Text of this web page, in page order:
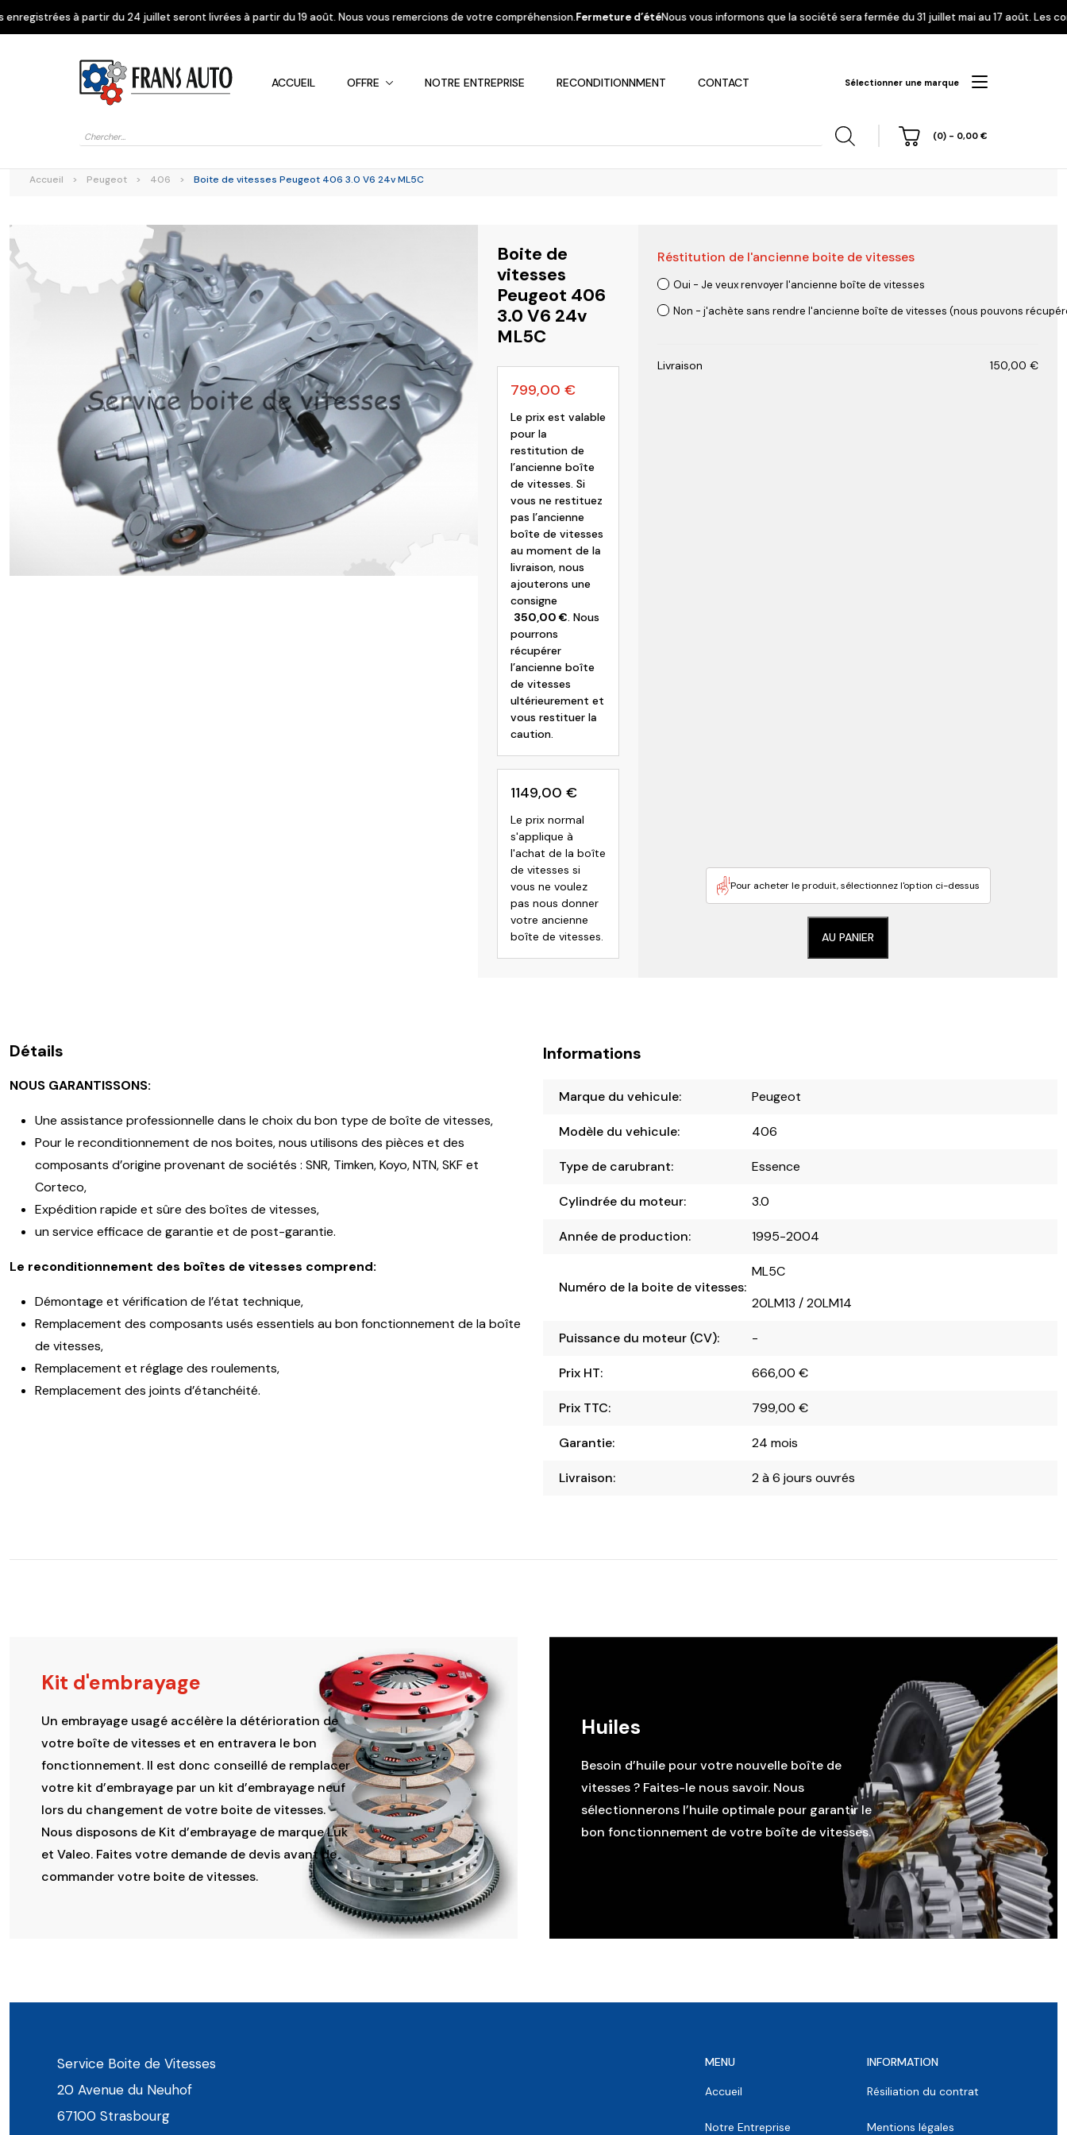
24 juillet seront livrées à partir du 19 août. Nous vous remercions de votre compréhension.Fermeture d’étéNous vous informons que la société sera fermée du 31 juillet mai au 17 août. Les commandes
ACCUEIL OFFRE NOTRE ENTREPRISE RECONDITIONNMENT CONTACT
Recherche
produits
(0) - 0,00 €
Sélectionner une marque
Alfa Romeo Citroen Kia Mitsubishi Nissan Opel Peugeot
Renault Suzuki Toyota Volvo
Accueil > Peugeot > 406 > Boite de vitesses Peugeot 406 3.0 V6 24v ML5C
Boite de
vitesses
Peugeot 406
3.0 V6 24v
ML5C
799,00 €
Le prix est valable
pour la
restitution de
l’ancienne boîte
de vitesses. Si
vous ne restituez
pas l’ancienne
boîte de vitesses
au moment de la
livraison, nous
ajouterons une
consigne
350,00 €. Nous
pourrons
récupérer
l’ancienne boîte
de vitesses
ultérieurement et
vous restituer la
caution.
1149,00 €
Le prix normal
s'applique à
l'achat de la boîte
de vitesses si
vous ne voulez
pas nous donner
votre ancienne
boîte de vitesses.
Réstitution de l'ancienne boite de vitesses
Oui - Je veux renvoyer l'ancienne boîte de vitesses
Non - j'achète sans rendre l'ancienne boîte de vitesses (nous pouvons
Livraison 150,00 €
Pour acheter le produit, sélectionnez l'option ci-dessus
AU PANIER
Détails
NOUS GARANTISSONS:
Une assistance professionnelle dans le choix du bon type de boîte de vitesses,
Pour le reconditionnement de nos boites, nous utilisons des pièces et des
composants d’origine provenant de sociétés : SNR, Timken, Koyo, NTN, SKF et
Corteco,
Expédition rapide et sûre des boîtes de vitesses,
un service efficace de garantie et de post-garantie.
Le reconditionnement des boîtes de vitesses comprend:
Démontage et vérification de l’état technique,
Remplacement des composants usés essentiels au bon fonctionnement de la boîte
de vitesses,
Remplacement et réglage des roulements,
Remplacement des joints d’étanchéité.
Informations
Marque du vehicule: Peugeot
Modèle du vehicule: 406
Type de carubrant: Essence
Cylindrée du moteur: 3.0
Année de production: 1995-2004
Numéro de la boite de vitesses:
ML5C
20LM13 / 20LM14
Puissance du moteur (CV): -
Prix HT: 666,00€
Prix TTC: 799,00€
Garantie: 24 mois
Livraison: 2 à 6 jours ouvrés
Kit d'embrayage
Un embrayage usagé accélère la détérioration de
votre boîte de vitesses et en entravera le bon
fonctionnement. Il est donc conseillé de remplacer
votre kit d’embrayage par un kit d’embrayage neuf
lors du changement de votre boite de vitesses.
Nous disposons de Kit d’embrayage de marque Luk
et Valeo. Faites votre demande de devis avant de
commander votre boite de vitesses.
Huiles
Besoin d’huile pour votre nouvelle boîte de
vitesses ? Faites-le nous savoir. Nous
sélectionnerons l’huile optimale pour garantir le
bon fonctionnement de votre boîte de vitesses.
Service Boite de Vitesses
20 Avenue du Neuhof
67100 Strasbourg
MENU
Accueil
Notre Entreprise
INFORMATION
Résiliation du contrat
Mentions légales